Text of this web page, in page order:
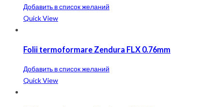
Добавить в список желаний
Quick View
Folii termoformare Zendura FLX 0.76mm
Добавить в список желаний
Quick View